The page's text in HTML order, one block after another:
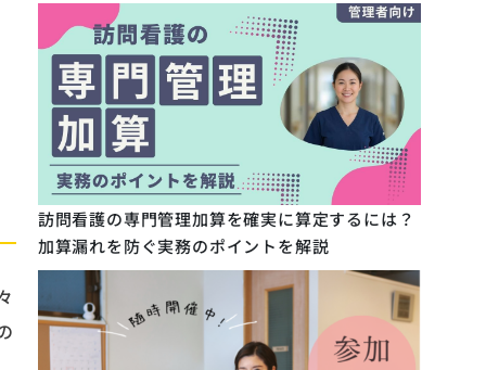
訪問看護の専門管理加算を確実に算定するには？
加算漏れを防ぐ実務のポイントを解説